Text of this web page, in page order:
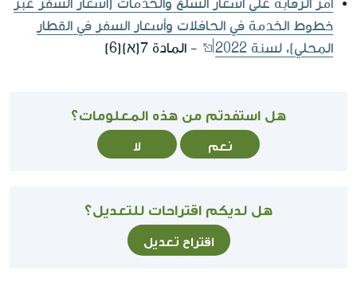
أمر الرقابة على أسعار السلع والخدمات (أسعار السفر عبر
خطوط الخدمة في الحافلات وأسعار السفر في القطار
المحلي)، لسنة 2022
- المادة 7(א)(6)
هل استفدتم من هذه المعلومات؟
نعم لا
هل لديكم اقتراحات للتعديل؟
اقتراح تعديل